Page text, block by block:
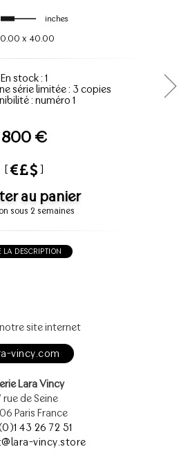
inches
x 40.00
En stock : 1
série limitée : 3 copies
: numéro 1
800 €
[ ]
au panier
sous 2 semaines
LA DESCRIPTION
site internet
vincy.com
Lara Vincy
rue de Seine
Paris France
43 26 72 51
vincy.store